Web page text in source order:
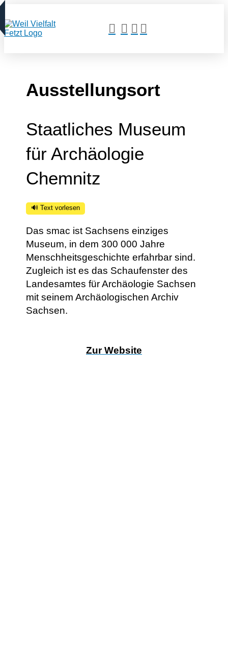
Ausstellungsort
Staatliches Museum
für Archäologie
Chemnitz
🔊 Text vorlesen
Das smac ist Sachsens einziges
Museum, in dem 300 000 Jahre
Menschheitsgeschichte erfahrbar sind.
Zugleich ist es das Schaufenster des
Landesamtes für Archäologie Sachsen
mit seinem Archäologischen Archiv
Sachsen.
Zur Website